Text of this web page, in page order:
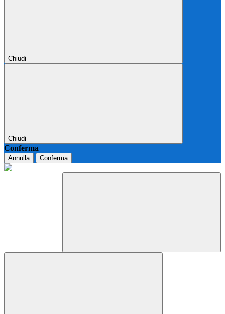
Chiudi
Chiudi
Conferma
Annulla Conferma